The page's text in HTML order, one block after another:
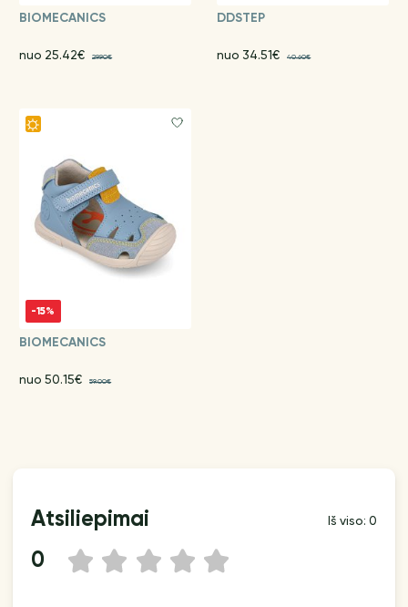
BIOMECANICS
nuo 25.42€ 29.90€
DDSTEP
nuo 34.51€ 40.60€
-15%
BIOMECANICS
nuo 50.15€ 59.00€
Atsiliepimai Iš viso: 0
0 5
4
3
2
1